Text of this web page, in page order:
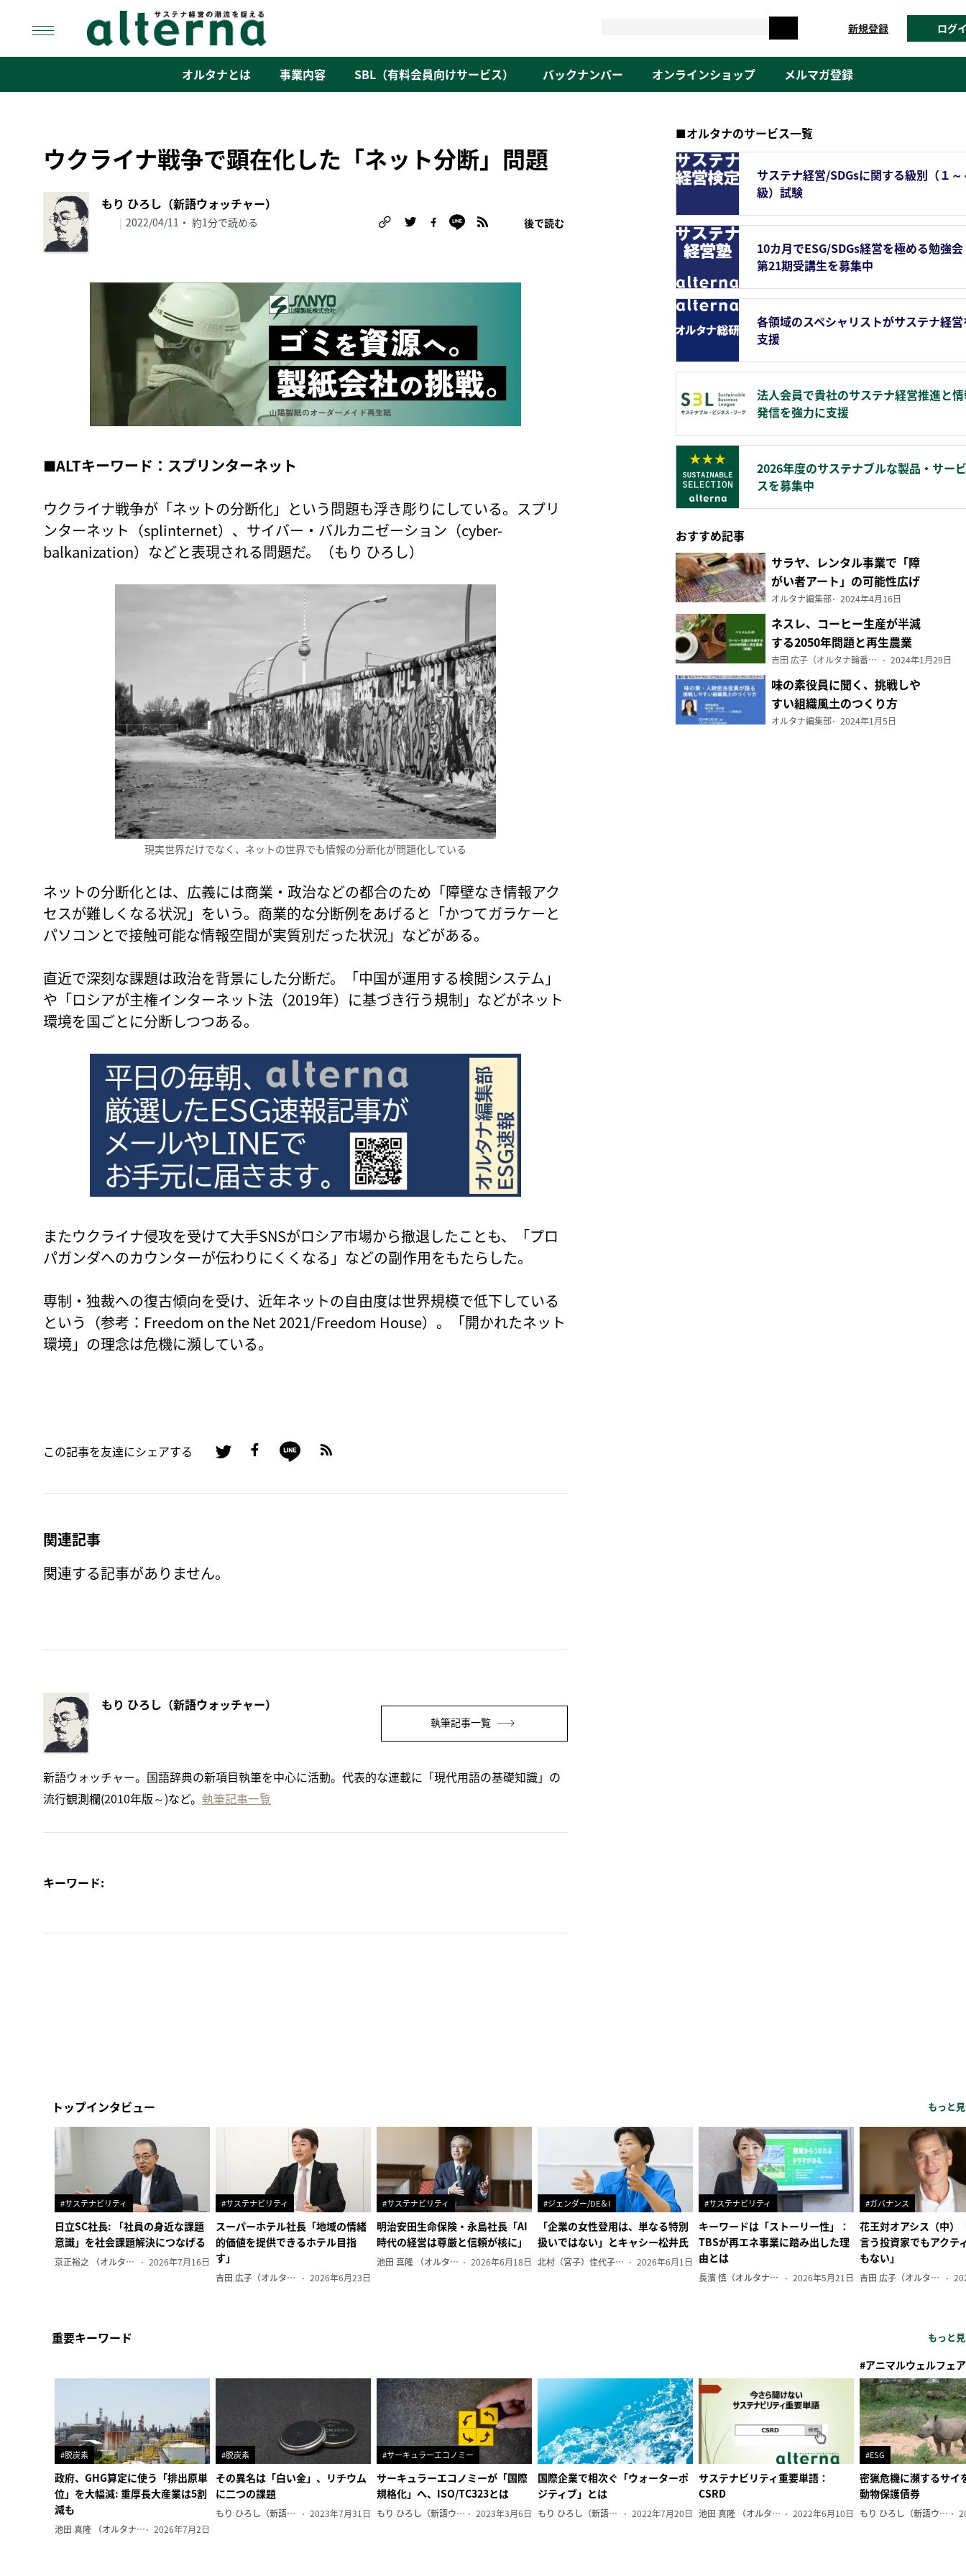
content
新規登録 ログ
オルタナとは 事業内容 SBL（有料会員向けサービス） バックナンバー オンラインショップ メルマガ登録
ウクライナ戦争で顕在化した「ネット分断」問題
もり ひろし（新語ウォッチャー）
| 2022/04/11 約1分で読める 後で読む
■ALTキーワード：スプリンターネット
ウクライナ戦争が「ネットの分断化」という問題も浮き彫りにしている。スプリ
ンターネット（splinternet）、サイバー・バルカニゼーション（cyber-
balkanization）などと表現される問題だ。（もり ひろし）
現実世界だけでなく、ネットの世界でも情報の分断化が問題化している
ネットの分断化とは、広義には商業・政治などの都合のため「障壁なき情報アク
セスが難しくなる状況」をいう。商業的な分断例をあげると「かつてガラケーと
パソコンとで接触可能な情報空間が実質別だった状況」などがある。
直近で深刻な課題は政治を背景にした分断だ。「中国が運用する検閲システム」
や「ロシアが主権インターネット法（2019年）に基づき行う規制」などがネット
環境を国ごとに分断しつつある。
またウクライナ侵攻を受けて大手SNSがロシア市場から撤退したことも、「プロ
パガンダへのカウンターが伝わりにくくなる」などの副作用をもたらした。
専制・独裁への復古傾向を受け、近年ネットの自由度は世界規模で低下している
という（参考：Freedom on the Net 2021/Freedom House）。「開かれたネット
環境」の理念は危機に瀕している。
この記事を友達にシェアする
関連記事
関連する記事がありません。
もり ひろし（新語ウォッチャー）
執筆記事一覧
新語ウォッチャー。国語辞典の新項目執筆を中心に活動。代表的な連載に「現代用語の基礎知識」の
流行観測欄(2010年版～)など。 執筆記事一覧
キーワード:
■オルタナのサービス一覧
サステナ経営/SDGsに関する級別（１～
級）試験
10カ月でESG/SDGs経営を極める勉強
第21期受講生を募集中
各領域のスペシャリストがサステナ経
支援
法人会員で貴社のサステナ経営推進と
発信を強力に支援
2026年度のサステナブルな製品・サービ
スを募集中
おすすめ記事
サラヤ、レンタル事業で「障
がい者アート」の可能性広げ
る
オルタナ編集部 2024年4月16日
ネスレ、コーヒー生産が半減
する2050年問題と再生農業
（前編）
吉田 広子（オルタナ輪番編集長） 2024年1月29日
味の素役員に聞く、挑戦しや
すい組織風土のつくり方
オルタナ編集部 2024年1月5日
トップインタビュー もっと
#サステナビリティ
日立SC社長: 「社員の身近な課題
意識」を社会課題解決につなげる
京正裕之 （オルタナ副編集長） 2026年7月16日
#サステナビリティ
スーパーホテル社長「地域の情緒
的価値を提供できるホテル目指
す」
吉田 広子（オルタナ輪番編集長） 2026年6月23日
#サステナビリティ
明治安田生命保険・永島社長「AI
時代の経営は尊厳と信頼が核に」
池田 真隆 （オルタナ輪番編集長） 2026年6月18日
#ジェンダー/DE＆I
「企業の女性登用は、単なる特別
扱いではない」とキャシー松井氏
北村（宮子）佳代子（オルタナ輪番編集長） 2026年6月1日
#サステナビリティ
キーワードは「ストーリー性」：
TBSが再エネ事業に踏み出した理
由とは
長濱 慎（オルタナ副編集長） 2026年5月21日
#ガバナンス
花王対オアシス（中）
言う投資家でもアクテ
もない」
吉田 広子（オルタナ輪番編集長）
重要キーワード もっと
#脱炭素
政府、GHG算定に使う「排出原単
位」を大幅減: 重厚長大産業は5割
減も
池田 真隆 （オルタナ輪番編集長） 2026年7月2日
#脱炭素
その異名は「白い金」、リチウム
に二つの課題
もり ひろし（新語ウォッチャー） 2023年7月31日
#サーキュラーエコノミー
サーキュラーエコノミーが「国際
規格化」へ、ISO/TC323とは
もり ひろし（新語ウォッチャー） 2023年3月6日
国際企業で相次ぐ「ウォーターポ
ジティブ」とは
もり ひろし（新語ウォッチャー） 2022年7月20日
サステナビリティ重要単語：
CSRD
池田 真隆 （オルタナ輪番編集長） 2022年6月10日
#アニマルウェルフェア
#ESG
密猟危機に瀕するサイ
動物保護債券
もり ひろし（新語ウォッチャー）